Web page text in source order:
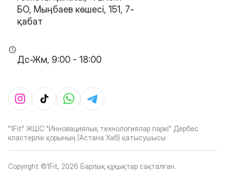
БО, Мыңбаев көшесі, 151, 7-
қабат
Дс-Жм, 9:00 - 18:00
"1Fit" ЖШС "Инновациялық технологиялар паркі" Дербес
кластерлік қорының (Астана Хаб) қатысушысы
Copyright ©1Fit, 2026 Барлық құқықтар сақталған.